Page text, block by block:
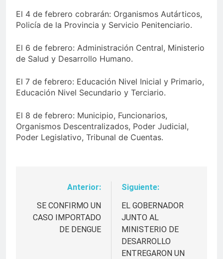
El 4 de febrero cobrarán: Organismos Autárticos,
Policía de la Provincia y Servicio Penitenciario.
El 6 de febrero: Administración Central, Ministerio
de Salud y Desarrollo Humano.
El 7 de febrero: Educación Nivel Inicial y Primario,
Educación Nivel Secundario y Terciario.
El 8 de febrero: Municipio, Funcionarios,
Organismos Descentralizados, Poder Judicial,
Poder Legislativo, Tribunal de Cuentas.
Navegación
de
entradas
Anterior:
SE CONFIRMO UN
CASO IMPORTADO
DE DENGUE
Siguiente:
EL GOBERNADOR
JUNTO AL
MINISTERIO DE
DESARROLLO
ENTREGARON UN